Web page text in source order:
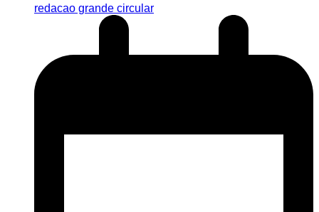
redacao grande circular